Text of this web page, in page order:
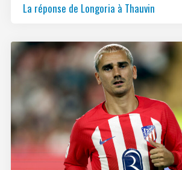
La réponse de Longoria à Thauvin